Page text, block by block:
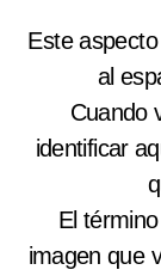
Este
al
Cuando
identificar
El
imagen que